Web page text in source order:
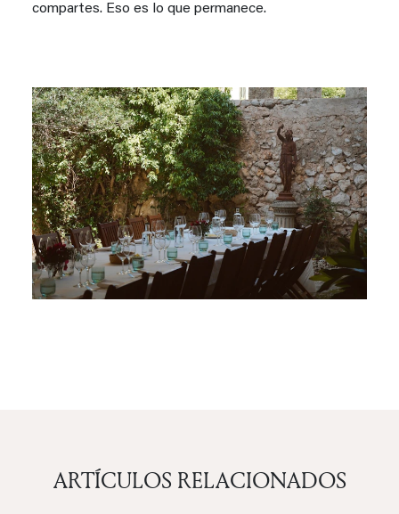
compartes. Eso es lo que permanece.
ARTÍCULOS RELACIONADOS